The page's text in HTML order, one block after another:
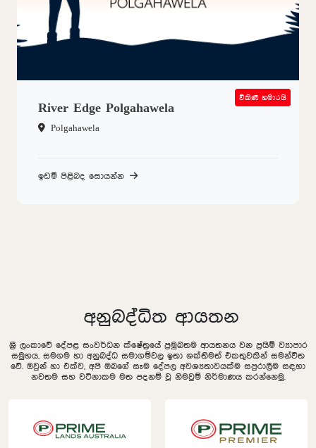
SOLD OUT
River Edge Polgahawela
Polgahawela
විකිණී හමාරයි
ඉඩම් පිළිබද සොයන්න
අනුබද්ධිත ආයතන
ශ්‍රී ලංකාවේ දේපළ සංවර්ධන ක්ෂේත්‍රයේ ප්‍රමුඛතම ආයතනය වන ප්‍රයිම් ව්‍යාපාර
සමුහය, සමගම හා අනුබද්ධ සමාගම්වල ඉතා ශක්තිමත් එකතුවකින් සමන්විත
වේ. ඔවුන් හා එක්ව, අපි ඔබගේ සෑම දේපල අවශ්‍යතාවයක්ම සපුරාලීම සඳහා
නවතම සහ වටිනාකම මත පදනම් වූ නිමවුම් නිර්මාණය කරන්නෙමු.